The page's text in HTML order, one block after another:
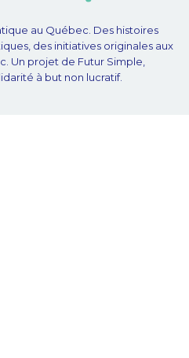
au Québec. Des histoires
des initiatives originales aux
Un projet de Futur Simple,
à but non lucratif.